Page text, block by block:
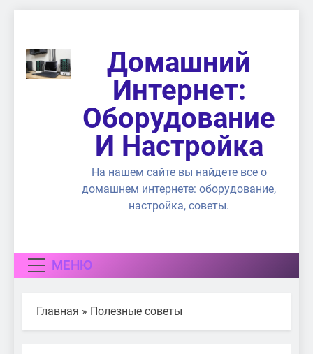
содержимому
Домашний
Интернет:
Оборудование
И Настройка
На нашем сайте вы найдете все о
домашнем интернете: оборудование,
настройка, советы.
МЕНЮ
Главная » Полезные советы